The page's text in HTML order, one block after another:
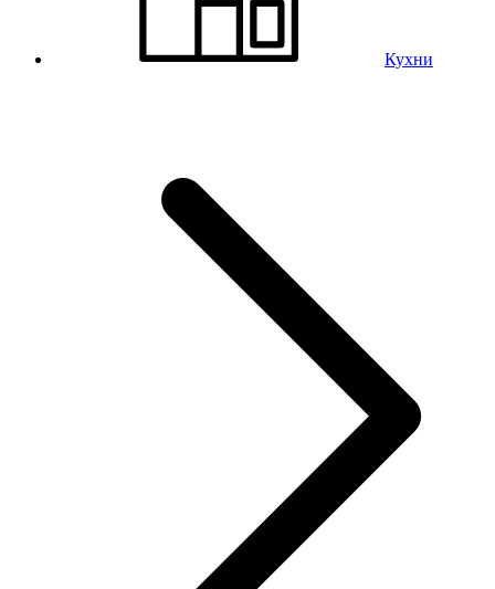
Кухни